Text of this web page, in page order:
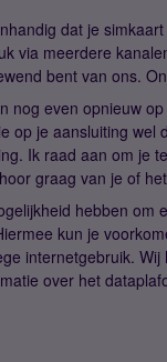
dat je
via meerdere
bent van ons.
nog even opnieuw
op je aansluiting wel
Ik raad aan om je
graag van je of
hebben om
kun je
internetgebruik. Wij
over het